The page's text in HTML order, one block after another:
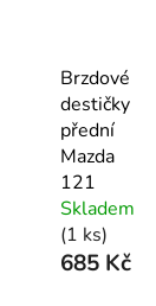
Brzdové
destičky
přední
Mazda
121
Skladem
(1 ks)
685 Kč